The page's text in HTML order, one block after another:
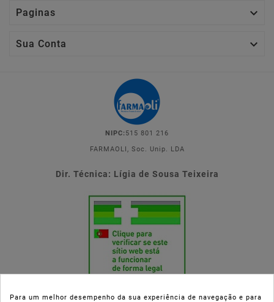
Paginas 
Sua Conta 
NIPC: 515 801 216
FARMAOLI, Soc. Unip. LDA
Dir. Técnica: Lígia de Sousa Teixeira
Para um melhor desempenho da sua experiência de navegação e para